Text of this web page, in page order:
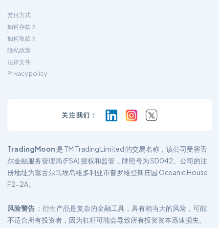
支付方式
如何存款？
如何取款？
隐私政策
法律文件
Privacy policy
关注我们：
TradingMoon 是 TM Trading Limited 的交易名称，该公司受塞舌
尔金融服务管理局 (FSA) 授权和监管，牌照号为 SD042。公司的注
册地址为塞舌尔马埃岛维多利亚市普罗维登斯庄园 Oceanic House
F2-2A。
风险警告 ：衍生产品是复杂的金融工具，具有相当大的风险，可能
不适合所有投资者，因为杠杆可能会导致所有投资资本迅速损失。